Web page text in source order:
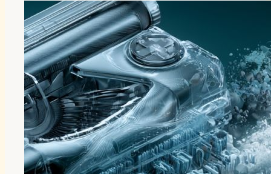
o
d
o
n
s
k
y
o
o
k
a